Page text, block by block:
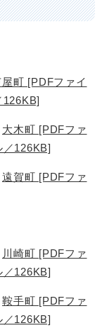
屋町 [PDFファイ
126KB]
大木町 [PDFファ
126KB]
遠賀町 [PDFファ
川崎町 [PDFファ
126KB]
鞍手町 [PDFファ
126KB]